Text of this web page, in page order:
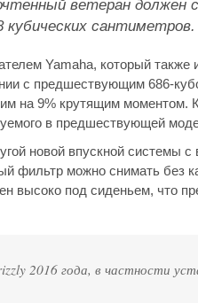
ветеран
кубических сантиметров.
Yamaha, который также
с предшествующим 686-
на 9% крутящим моментом.
в предшествующей
новой впускной
можно снимать без
высоко под сиденьем, что
2016 года, в частности